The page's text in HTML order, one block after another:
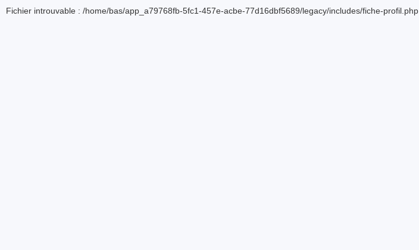
Fichier introuvable : /home/bas/app_a79768fb-5fc1-457e-acbe-77d16dbf5689/legacy/includes/fiche-profil.php